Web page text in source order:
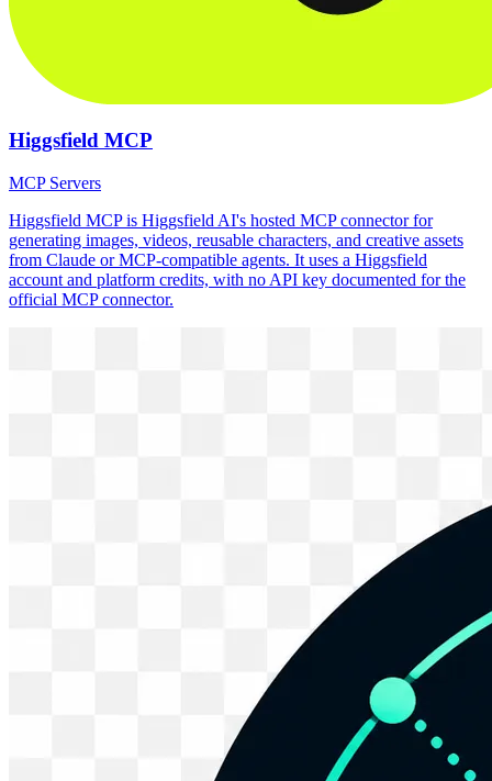
Higgsfield MCP
MCP Servers
Higgsfield MCP is Higgsfield AI's hosted MCP connector for
generating images, videos, reusable characters, and creative assets
from Claude or MCP-compatible agents. It uses a Higgsfield
account and platform credits, with no API key documented for the
official MCP connector.